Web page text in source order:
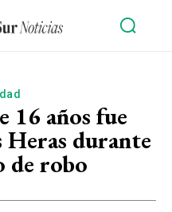
16 años fue
Heras durante
de robo